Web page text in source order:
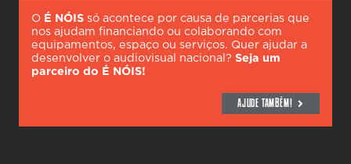
O É NÓIS só acontece por causa de parcerias que
nos ajudam financiando ou colaborando com
equipamentos, espaço ou serviços. Quer ajudar a
desenvolver o audiovisual nacional? Seja um
parceiro do É NÓIS!
AJUDE TAMBÉM!